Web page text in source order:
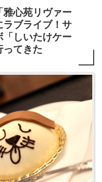
雅心苑リヴァー
ラブライブ！サ
「しいたけケー
ってきた